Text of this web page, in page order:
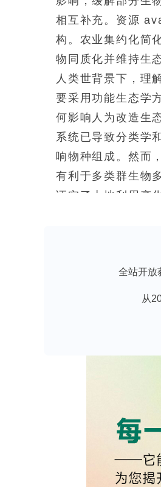
相互补充。资源
构。农业集约化简
物同质化并维持生
人类世背景下，理
要采用功能生态学
何影响人为改造生
系统已导致分类学
响物种组成。然而
有利于多类群生物
证实了土地利用变
常用工具，为揭示
供了可能。鉴于此
重组蚂蚁群落的功
深度解析欢迎下
该研究于2013年2
塞拉多biome的不
单作（n=4）、牧
sensu stricto,
全站开放
从